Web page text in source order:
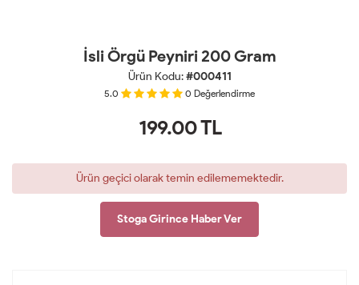
İsli Örgü Peyniri 200 Gram
Ürün Kodu:#000411
5.0 0 Değerlendirme
199.00TL
Ürün geçici olarak temin edilememektedir.
Stoga Girince Haber Ver